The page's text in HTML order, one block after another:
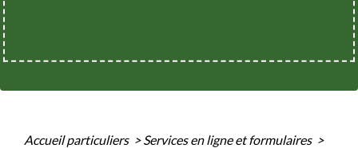
Accueil particuliers > Services en ligne et formulaires >